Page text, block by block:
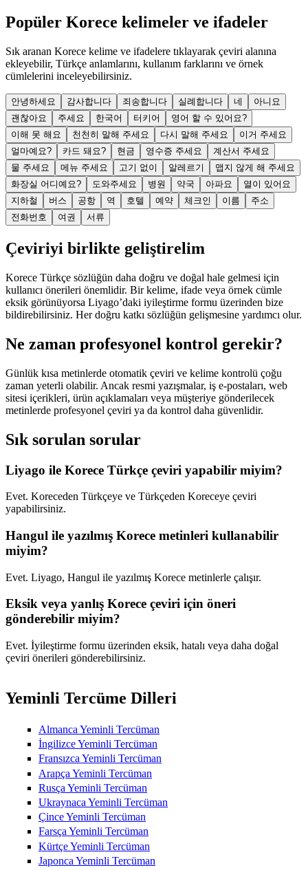
Popüler Korece kelimeler ve ifadeler
Sık aranan Korece kelime ve ifadelere tıklayarak çeviri alanına
ekleyebilir, Türkçe anlamlarını, kullanım farklarını ve örnek
cümlelerini inceleyebilirsiniz.
안녕하세요 감사합니다 죄송합니다 실례합니다 네
아니요
괜찮아요
주세요 한국어 터키어
영어 할 수 있어요?
이해 못 해요
천천히 말해 주세요 다시 말해 주세요
이거 주세요
얼마예요?
카드 돼요? 현금 영수증 주세요
계산서 주세요
물 주세요
메뉴 주세요 고기 없이 알레르기
맵지 않게 해 주세요
화장실 어디예요?
도와주세요 병원 약국 아파요
열이 있어요
지하철
버스 공항 역 호텔 예약 체크인 이름
주소
전화번호
여권 서류
Çeviriyi birlikte geliştirelim
Korece Türkçe sözlüğün daha doğru ve doğal hale gelmesi için
kullanıcı önerileri önemlidir. Bir kelime, ifade veya örnek cümle
eksik görünüyorsa Liyago’daki iyileştirme formu üzerinden bize
bildirebilirsiniz. Her doğru katkı sözlüğün gelişmesine yardımcı olur.
Ne zaman profesyonel kontrol gerekir?
Günlük kısa metinlerde otomatik çeviri ve kelime kontrolü çoğu
zaman yeterli olabilir. Ancak resmi yazışmalar, iş e-postaları, web
sitesi içerikleri, ürün açıklamaları veya müşteriye gönderilecek
metinlerde profesyonel çeviri ya da kontrol daha güvenlidir.
Sık sorulan sorular
Liyago ile Korece Türkçe çeviri yapabilir miyim?
Evet. Koreceden Türkçeye ve Türkçeden Koreceye çeviri
yapabilirsiniz.
Hangul ile yazılmış Korece metinleri kullanabilir
miyim?
Evet. Liyago, Hangul ile yazılmış Korece metinlerle çalışır.
Eksik veya yanlış Korece çeviri için öneri
gönderebilir miyim?
Evet. İyileştirme formu üzerinden eksik, hatalı veya daha doğal
çeviri önerileri gönderebilirsiniz.
Yeminli Tercüme Dilleri
Almanca Yeminli Tercüman
İngilizce Yeminli Tercüman
Fransızca Yeminli Tercüman
Arapça Yeminli Tercüman
Rusça Yeminli Tercüman
Ukraynaca Yeminli Tercüman
Çince Yeminli Tercüman
Farsça Yeminli Tercüman
Kürtçe Yeminli Tercüman
Japonca Yeminli Tercüman